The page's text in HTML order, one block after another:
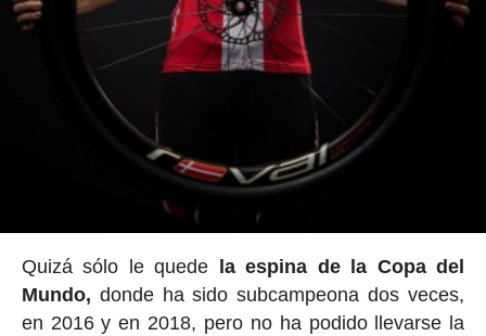
Quizá sólo le quede la espina de la Copa del
Mundo, donde ha sido subcampeona dos veces,
en 2016 y en 2018, pero no ha podido llevarse la